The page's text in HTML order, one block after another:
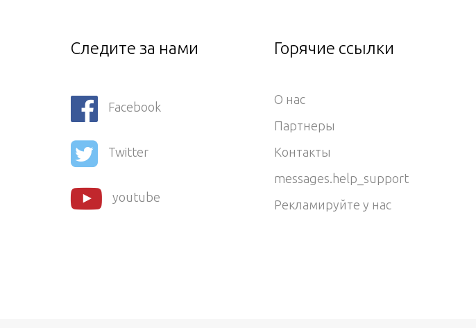
Следите за нами
Facebook
Twitter
youtube
Горячие ссылки
О нас
Партнеры
Контакты
messages.help_support
Рекламируйте у нас